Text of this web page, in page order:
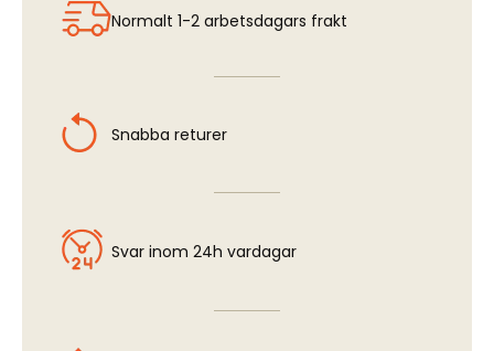
Normalt 1-2 arbetsdagars frakt
Snabba returer
Svar inom 24h vardagar